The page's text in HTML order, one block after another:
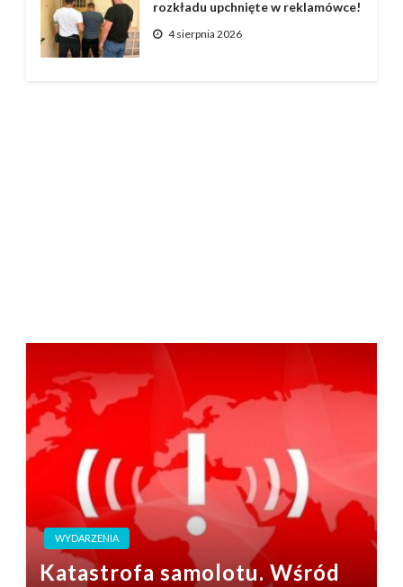
rozkładu upchnięte w reklamówce!
4 sierpnia 2026
WYDARZENIA
Katastrofa samolotu. Wśród